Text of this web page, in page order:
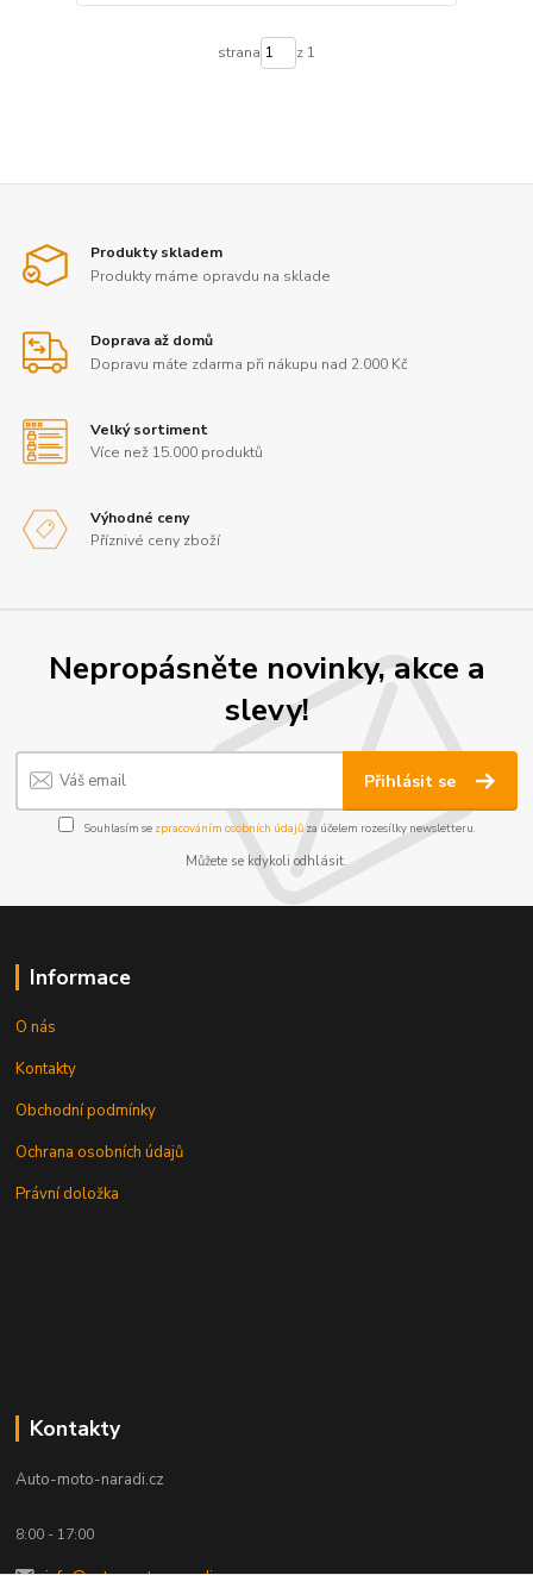
strana z 1
Produkty skladem
Produkty máme opravdu na sklade
Doprava až domů
Dopravu máte zdarma při nákupu nad 2.000 Kč
Velký sortiment
Více než 15.000 produktů
Výhodné ceny
Příznivé ceny zboží
Nepropásněte novinky, akce a
slevy!
Přihlásit se
Souhlasím se zpracováním osobních údajůza účelem rozesílky newsletteru.
Můžete se kdykoli odhlásit.
Informace
O nás
Kontakty
Obchodní podmínky
Ochrana osobních údajů
Právní doložka
Kontakty
Auto-moto-naradi.cz
8:00 - 17:00
info@auto-moto-naradi.cz